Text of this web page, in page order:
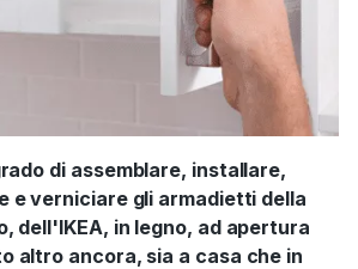
di assemblare, installare,
e verniciare gli armadietti della
dell'IKEA, in legno, ad apertura
altro ancora, sia a casa che in